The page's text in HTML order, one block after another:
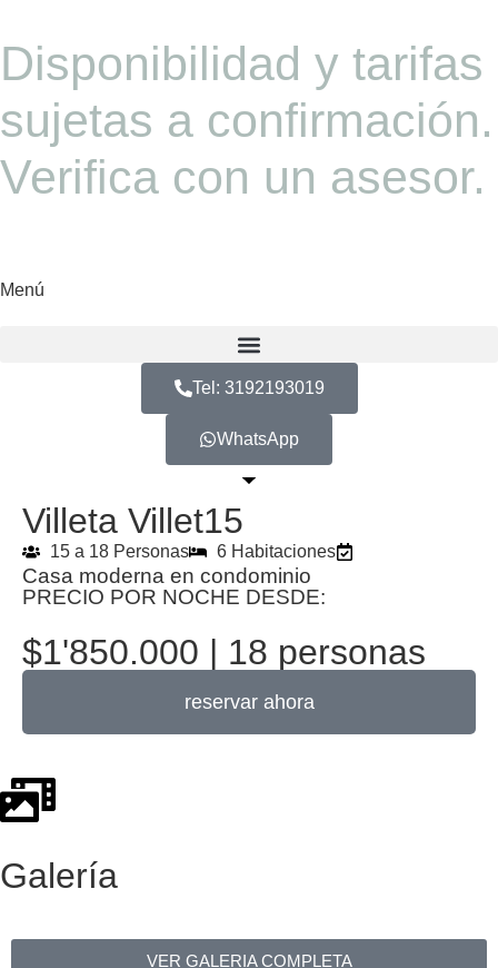
Disponibilidad y tarifas
sujetas a confirmación.
Verifica con un asesor.
Menú
Tel: 3192193019
WhatsApp
Villeta Villet15
15 a 18 Personas 6 Habitaciones
Casa moderna en condominio
PRECIO POR NOCHE DESDE:
$1'850.000 | 18 personas
reservar ahora
Galería
VER GALERIA COMPLETA